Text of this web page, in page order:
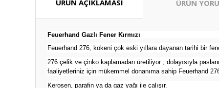
ÜRÜN AÇIKLAMASI ÜRÜN
Feuerhand Gazlı Fener Kırmızı
Feuerhand 276, kökeni çok eski yıllara dayanan tarihi bir
276 çelik ve çinko kaplamadan üretiliyor , dolayısıyla
faaliyetleriniz için mükemmel donanıma sahip Feuerhand
Kerosen, parafin ya da gaz yağı ile çalışır.